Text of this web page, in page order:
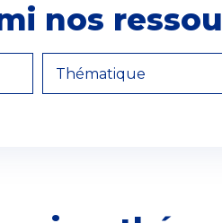
nos